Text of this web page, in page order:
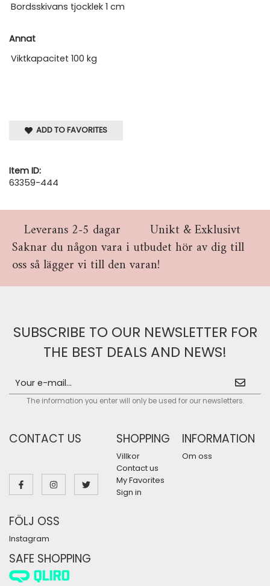
Bordsskivans tjocklek 1 cm
Annat
Viktkapacitet 100 kg
ADD TO FAVORITES
Item ID:
63359-444
Leverans 2-5 dagar
Unikt & Exklusivt
Saknar du någon vara i utbudet hör av dig till
oss så lägger vi till den varan!
SUBSCRIBE TO OUR NEWSLETTER FOR
THE BEST DEALS AND NEWS!
The information you enter will only be used for our newsletters.
CONTACT US SHOPPING
Villkor
Contact us
My Favorites
Sign in
INFORMATION
Om oss
FÖLJ OSS
Instagram
SAFE SHOPPING